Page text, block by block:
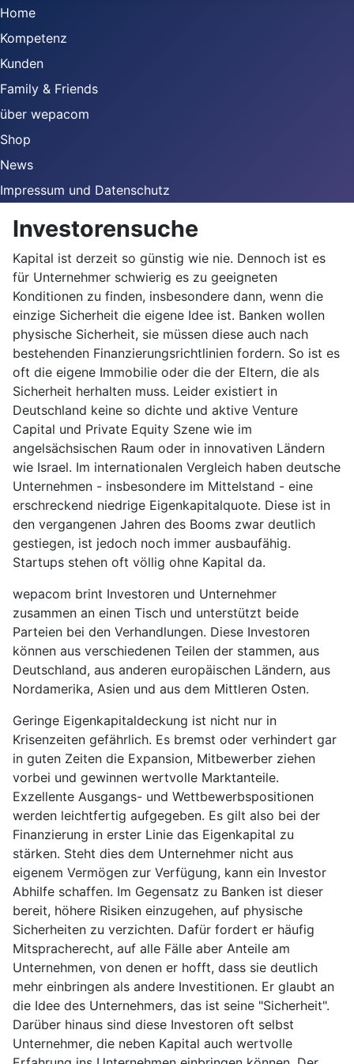
Home
Kompetenz
Kunden
Family & Friends
über wepacom
Shop
News
Impressum und Datenschutz
Investorensuche
Kapital ist derzeit so günstig wie nie. Dennoch ist es
für Unternehmer schwierig es zu geeigneten
Konditionen zu finden, insbesondere dann, wenn die
einzige Sicherheit die eigene Idee ist. Banken wollen
physische Sicherheit, sie müssen diese auch nach
bestehenden Finanzierungsrichtlinien fordern. So ist es
oft die eigene Immobilie oder die der Eltern, die als
Sicherheit herhalten muss. Leider existiert in
Deutschland keine so dichte und aktive Venture
Capital und Private Equity Szene wie im
angelsächsischen Raum oder in innovativen Ländern
wie Israel. Im internationalen Vergleich haben deutsche
Unternehmen - insbesondere im Mittelstand - eine
erschreckend niedrige Eigenkapitalquote. Diese ist in
den vergangenen Jahren des Booms zwar deutlich
gestiegen, ist jedoch noch immer ausbaufähig.
Startups stehen oft völlig ohne Kapital da.
wepacom brint Investoren und Unternehmer
zusammen an einen Tisch und unterstützt beide
Parteien bei den Verhandlungen. Diese Investoren
können aus verschiedenen Teilen der stammen, aus
Deutschland, aus anderen europäischen Ländern, aus
Nordamerika, Asien und aus dem Mittleren Osten.
Geringe Eigenkapitaldeckung ist nicht nur in
Krisenzeiten gefährlich. Es bremst oder verhindert gar
in guten Zeiten die Expansion, Mitbewerber ziehen
vorbei und gewinnen wertvolle Marktanteile.
Exzellente Ausgangs- und Wettbewerbspositionen
werden leichtfertig aufgegeben. Es gilt also bei der
Finanzierung in erster Linie das Eigenkapital zu
stärken. Steht dies dem Unternehmer nicht aus
eigenem Vermögen zur Verfügung, kann ein Investor
Abhilfe schaffen. Im Gegensatz zu Banken ist dieser
bereit, höhere Risiken einzugehen, auf physische
Sicherheiten zu verzichten. Dafür fordert er häufig
Mitspracherecht, auf alle Fälle aber Anteile am
Unternehmen, von denen er hofft, dass sie deutlich
mehr einbringen als andere Investitionen. Er glaubt an
die Idee des Unternehmers, das ist seine "Sicherheit".
Darüber hinaus sind diese Investoren oft selbst
Unternehmer, die neben Kapital auch wertvolle